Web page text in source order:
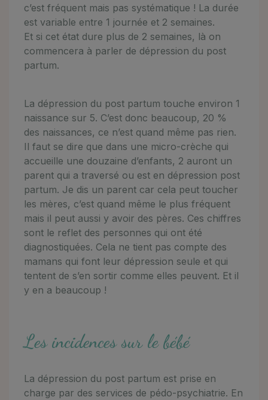
c’est fréquent mais pas systématique ! La durée
est variable entre 1 journée et 2 semaines.
Et si cet état dure plus de 2 semaines, là on
commencera à parler de dépression du post
partum.
La dépression du post partum touche environ 1
naissance sur 5. C’est donc beaucoup, 20 %
des naissances, ce n’est quand même pas rien.
Il faut se dire que dans une micro-crèche qui
accueille une douzaine d’enfants, 2 auront un
parent qui a traversé ou est en dépression post
partum. Je dis un parent car cela peut toucher
les mères, c’est quand même le plus fréquent
mais il peut aussi y avoir des pères. Ces chiffres
sont le reflet des personnes qui ont été
diagnostiquées. Cela ne tient pas compte des
mamans qui font leur dépression seule et qui
tentent de s’en sortir comme elles peuvent. Et il
y en a beaucoup !
Les incidences sur le bébé
La dépression du post partum est prise en
charge par des services de pédo-psychiatrie. En